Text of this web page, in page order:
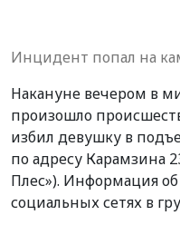
Инцидент попал на
Накануне вечером в
произошло
избил девушку в
по адресу Карамзина
Плес»). Информация
социальных сетях в